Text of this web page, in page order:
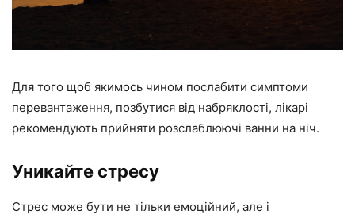
Для того щоб якимось чином послабити симптоми
перевантаження, позбутися від набряклості, лікарі
рекомендують прийняти розслаблюючі ванни на ніч.
Уникайте стресу
Стрес може бути не тільки емоційний, але і